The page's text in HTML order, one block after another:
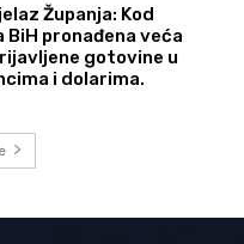
Županja: Kod
BiH pronađena veća
gotovine u
i dolarima.